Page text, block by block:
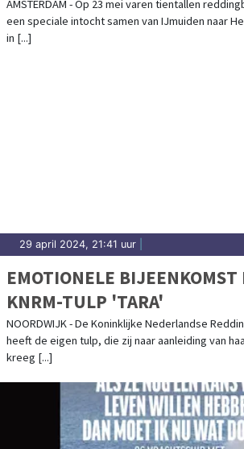
VAREN OP 23 MEI VAN
HET
AMSTERDAM - Op 23 mei varen tientallen
een speciale intocht samen van IJmuiden naar
in [...]
29 april 2024, 21:41 uur
EMOTIONELE BIJEENKOMST
KNRM-TULP 'TARA'
NOORDWIJK - De Koninklijke Nederlandse
heeft de eigen tulp, die zij naar aanleiding van
kreeg [...]